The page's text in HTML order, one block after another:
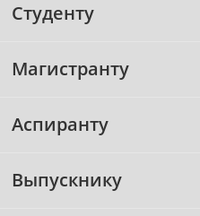
Студенту
Магистранту
Аспиранту
Выпускнику